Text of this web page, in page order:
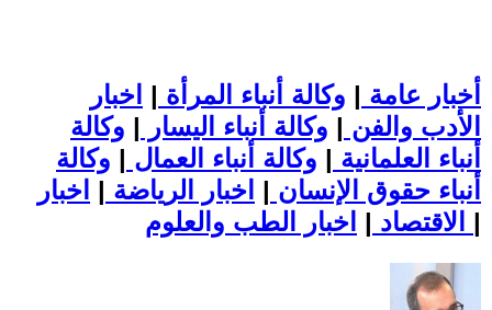
أخبار عامة | وكالة أنباء المرأة | اخبار
الأدب والفن | وكالة أنباء اليسار | وكالة
أنباء العلمانية | وكالة أنباء العمال | وكالة
أنباء حقوق الإنسان | اخبار الرياضة | اخبار
الاقتصاد | |